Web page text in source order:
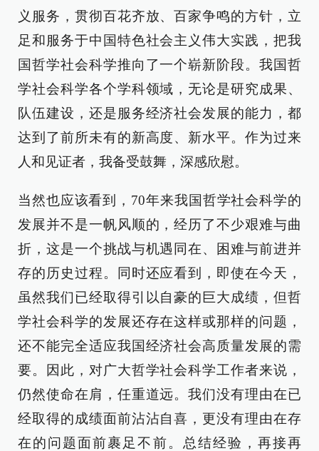
义服务，贯彻百花齐放、百家争鸣的方针，立
足和服务于中国特色社会主义伟大实践，把我
国哲学社会科学推向了一个崭新阶段。我国哲
学社会科学各个学科领域，无论是研究成果、
队伍建设，还是服务经济社会发展的能力，都
达到了前所未有的新高度、新水平。作为过来
人和见证者，我备受鼓舞，深感欣慰。
当然也应该看到，70年来我国哲学社会科学的
发展并不是一帆风顺的，经历了不少艰难与曲
折，这是一个挑战与机遇同在、困难与前进并
存的历史过程。同时还应看到，即使在今天，
虽然我们已经取得引以自豪的巨大成绩，但哲
学社会科学的发展还存在这样或那样的问题，
还不能完全适应我国经济社会高质量发展的需
要。因此，对广大哲学社会科学工作者来说，
仍然使命在肩，任重道远。我们没有理由在已
经取得的成绩面前沾沾自喜，更没有理由在存
在的问题面前裹足不前。总结经验，再接再